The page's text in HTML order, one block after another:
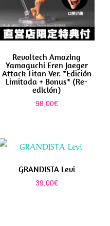
Revoltech Amazing
Yamaguchi Eren Jaeger
Attack Titan Ver. *Edición
Limitada + Bonus* (Re-
edición)
98,00€
GRANDISTA Levi
39,00€